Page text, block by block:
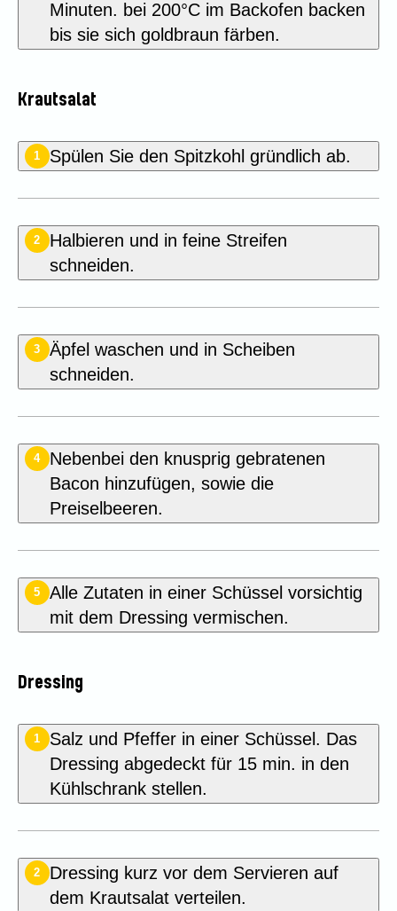
Minuten. bei 200°C im Backofen backen
bis sie sich goldbraun färben.
Krautsalat
1 Spülen Sie den Spitzkohl gründlich ab.
2
Halbieren und in feine Streifen
schneiden.
3
Äpfel waschen und in Scheiben
schneiden.
4
Nebenbei den knusprig gebratenen
Bacon hinzufügen, sowie die
Preiselbeeren.
5
Alle Zutaten in einer Schüssel vorsichtig
mit dem Dressing vermischen.
Dressing
1
Salz und Pfeffer in einer Schüssel. Das
Dressing abgedeckt für 15 min. in den
Kühlschrank stellen.
2
Dressing kurz vor dem Servieren auf
dem Krautsalat verteilen.